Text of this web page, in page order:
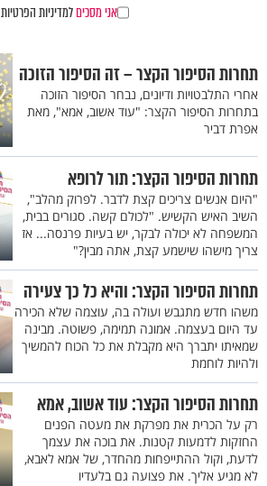
אני מסכיםלמדיניות הפרטיות
תחרות הסיפור הקצר – זה הסיפור הזוכה
אחרי התלבטויות ודיונים, נבחר הסיפור הזוכה
בתחרות הסיפור הקצר: "עוד אשוב, אמא", מאת
אפרת דביר
תחרות הסיפור הקצר: תור לרופא
"היום אנשים צריכים קצת לדבר. לפרוק מהלב",
השיב האיש הקשיש. "לכולם קשה. סגורים בבית,
המשפחה לא יכולה לבקר, יש בעיות פרנסה... אז
צריך מישהו שישמע קצת, אתה מבין?"
תחרות הסיפור הקצר: והיא כל כך צעירה
משהו חדש מתגבש ועולה בה, עוצמה שלא הכירה
עד היום בעצמה. אמונה תמימה, פשוטה. מבינה
שמאיתו יתברך היא מקבלת את כל הכוח להמשיך
ולהיות לוחמת
תחרות הסיפור הקצר: עוד אשוב, אמא
רק על הכרית את מפרקת את מעטה הפנים
החזקות לדמעות קטנות. את בוכה את עצמך
לדעת, וקול ההתייפחות מהחדר, של אמא לאבא,
לא מגיע אליך. את פצועה גם בלעדיו